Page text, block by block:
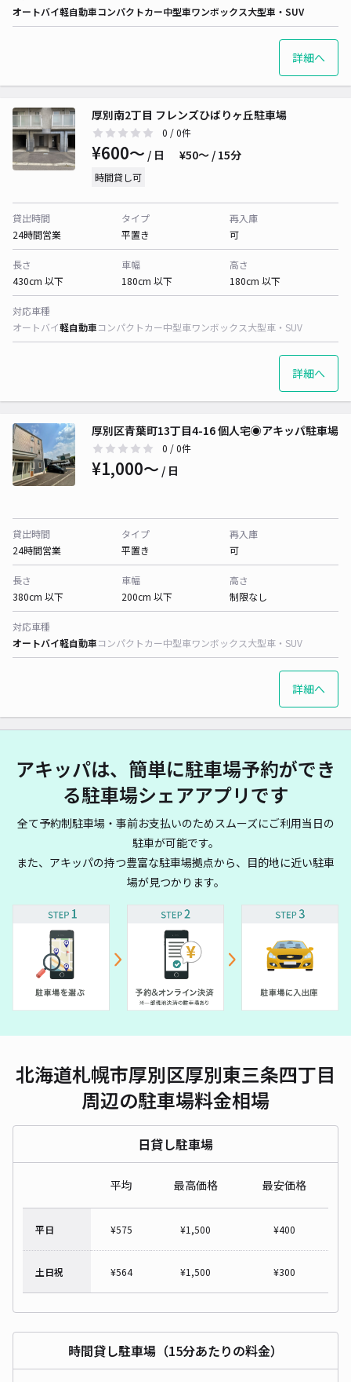
オートバイ軽自動車コンパクトカー中型車ワンボックス大型車・SUV
詳細へ
厚別南2丁目 フレンズひばりヶ丘駐車場
0 / 0件
¥600〜 / 日 ¥50〜 / 15分
時間貸し可
貸出時間
24時間営業
タイプ
平置き
再入庫
可
長さ
430cm 以下
車幅
180cm 以下
高さ
180cm 以下
対応車種
オートバイ軽自動車コンパクトカー中型車ワンボックス大型車・SUV
詳細へ
厚別区青葉町13丁目4-16 個人宅◉アキッパ駐車場
0 / 0件
¥1,000〜 / 日
貸出時間
24時間営業
タイプ
平置き
再入庫
可
長さ
380cm 以下
車幅
200cm 以下
高さ
制限なし
対応車種
オートバイ軽自動車コンパクトカー中型車ワンボックス大型車・SUV
詳細へ
アキッパは、簡単に駐車場予約ができ
る駐車場シェアアプリです
全て予約制駐車場・事前お支払いのためスムーズにご利用当日の
駐車が可能です。
また、アキッパの持つ豊富な駐車場拠点から、目的地に近い駐車
場が見つかります。
北海道札幌市厚別区厚別東三条四丁目
周辺の駐車場料金相場
日貸し駐車場
平均 最高価格 最安価格
平日 ¥575 ¥1,500 ¥400
土日祝 ¥564 ¥1,500 ¥300
時間貸し駐車場（15分あたりの料金）